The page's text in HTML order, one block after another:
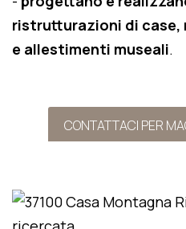
ristrutturazioni di
e allestimenti museali.
CONTATTACI PER